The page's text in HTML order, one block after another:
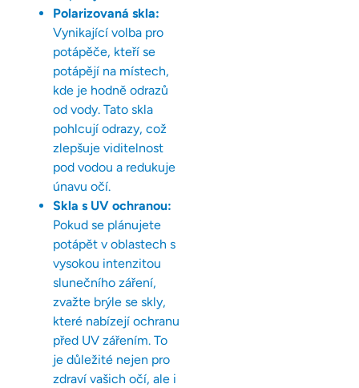
Polarizovaná skla:
Vynikající volba pro
potápěče, kteří se
potápějí na místech,
kde je hodně odrazů
od vody. Tato skla
pohlcují odrazy, což
zlepšuje viditelnost
pod vodou a redukuje
únavu očí.
Skla s UV ochranou:
Pokud se plánujete
potápět v oblastech s
vysokou intenzitou
slunečního záření,
zvažte brýle se skly,
které nabízejí ochranu
před UV zářením. To
je důležité nejen pro
zdraví vašich očí, ale i